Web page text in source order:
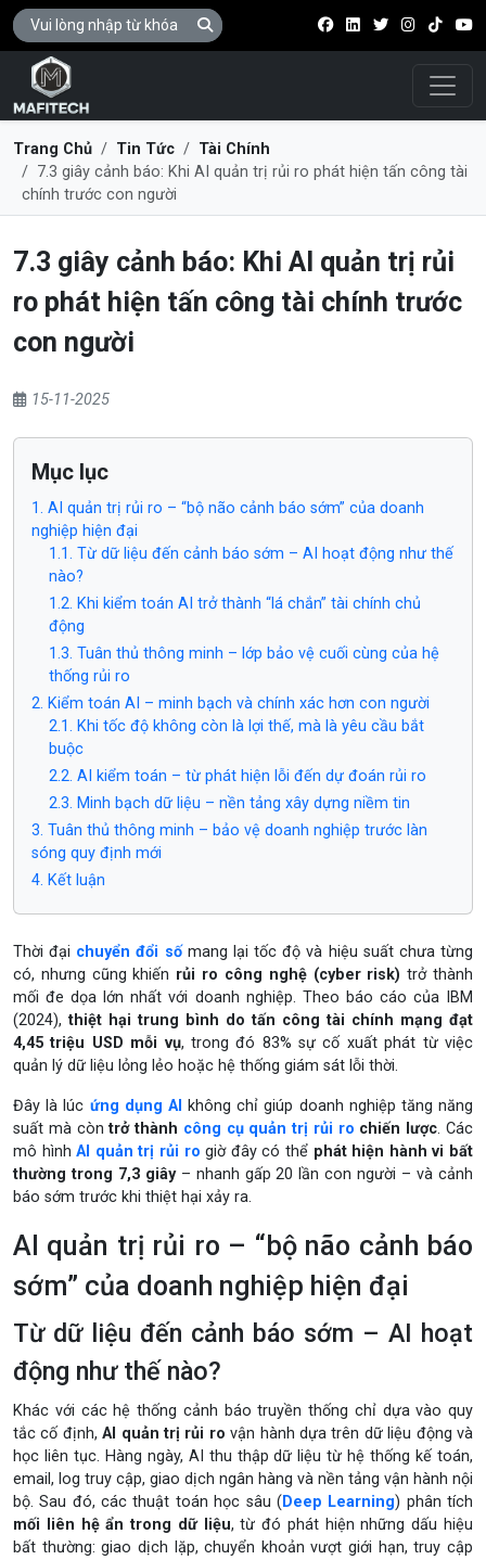
Điều
Trang Chủ Tin Tức
Tài Chính
7.3 giây cảnh báo: Khi AI quản trị rủi ro phát hiện tấn công tài
chính trước con người
7.3 giây cảnh báo: Khi AI quản trị rủi
ro phát hiện tấn công tài chính trước
con người
15-11-2025
Mục lục
1. AI quản trị rủi ro – “bộ não cảnh báo sớm” của doanh
nghiệp hiện đại
1.1. Từ dữ liệu đến cảnh báo sớm – AI hoạt động như thế
nào?
1.2. Khi kiểm toán AI trở thành “lá chắn” tài chính chủ
động
1.3. Tuân thủ thông minh – lớp bảo vệ cuối cùng của hệ
thống rủi ro
2. Kiểm toán AI – minh bạch và chính xác hơn con người
2.1. Khi tốc độ không còn là lợi thế, mà là yêu cầu bắt
buộc
2.2. AI kiểm toán – từ phát hiện lỗi đến dự đoán rủi ro
2.3. Minh bạch dữ liệu – nền tảng xây dựng niềm tin
3. Tuân thủ thông minh – bảo vệ doanh nghiệp trước làn
sóng quy định mới
4. Kết luận
Thời đại chuyển đổi sốmang lại tốc độ và hiệu suất chưa từng
có, nhưng cũng khiến rủi ro công nghệ (cyber risk) trở thành
mối đe dọa lớn nhất với doanh nghiệp. Theo báo cáo của IBM
(2024),thiệt hại trung bình do tấn công tài chính mạng đạt
4,45 triệu USD mỗi vụ, trong đó 83% sự cố xuất phát từ việc
quản lý dữ liệu lỏng lẻo hoặc hệ thống giám sát lỗi thời.
Đây là lúc ứng dụng AI không chỉ giúp doanh nghiệp tăng năng
suất mà còntrở thành công cụ quản trị rủi ro chiến lược. Các
mô hìnhAI quản trị rủi ro giờ đây có thể phát hiện hành vi bất
thường trong 7,3 giây– nhanh gấp 20 lần con người – và cảnh
báo sớm trước khi thiệt hại xảy ra.
AI quản trị rủi ro – “bộ não cảnh báo
sớm” của doanh nghiệp hiện đại
Từ dữ liệu đến cảnh báo sớm – AI hoạt
động như thế nào?
Khác với các hệ thống cảnh báo truyền thống chỉ dựa vào quy
tắc cố định,AI quản trị rủi ro vận hành dựa trên dữ liệu động và
học liên tục. Hàng ngày, AI thu thập dữ liệu từ hệ thống kế toán,
email, log truy cập, giao dịch ngân hàng và nền tảng vận hành nội
bộ. Sau đó, các thuật toán học sâu (Deep Learning) phân tích
mối liên hệ ẩn trong dữ liệu, từ đó phát hiện những dấu hiệu
bất thường: giao dịch lặp, chuyển khoản vượt giới hạn, truy cập